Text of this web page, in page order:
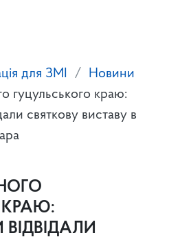
для ЗМІ
Новини
гуцульського краю:
святкову виставу в
КРАЮ:
ВІДВІДАЛИ